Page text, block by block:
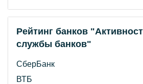
Рейтинг банков
службы банков"
СберБанк
ВТБ